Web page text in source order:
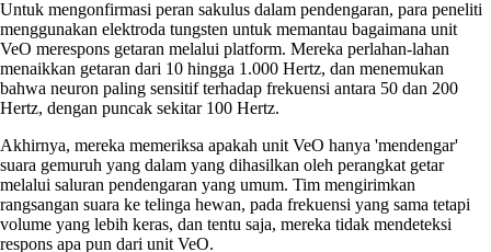
Untuk mengonfirmasi peran sakulus dalam pendengaran, para peneliti
menggunakan elektroda tungsten untuk memantau bagaimana unit
VeO merespons getaran melalui platform. Mereka perlahan-lahan
menaikkan getaran dari 10 hingga 1.000 Hertz, dan menemukan
bahwa neuron paling sensitif terhadap frekuensi antara 50 dan 200
Hertz, dengan puncak sekitar 100 Hertz.
Akhirnya, mereka memeriksa apakah unit VeO hanya 'mendengar'
suara gemuruh yang dalam yang dihasilkan oleh perangkat getar
melalui saluran pendengaran yang umum. Tim mengirimkan
rangsangan suara ke telinga hewan, pada frekuensi yang sama tetapi
volume yang lebih keras, dan tentu saja, mereka tidak mendeteksi
respons apa pun dari unit VeO.